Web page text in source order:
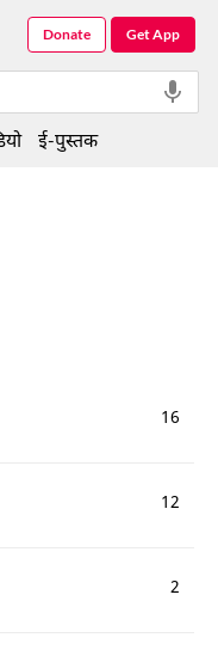
16
12
2
Get App
Donate
ई-पुस्तक